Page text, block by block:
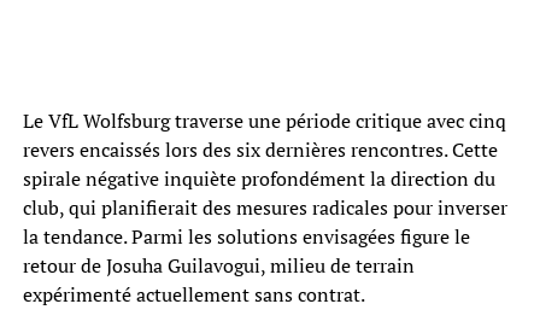
Le VfL Wolfsburg traverse une période critique avec cinq
revers encaissés lors des six dernières rencontres. Cette
spirale négative inquiète profondément la direction du
club, qui planifierait des mesures radicales pour inverser
la tendance. Parmi les solutions envisagées figure le
retour de Josuha Guilavogui, milieu de terrain
expérimenté actuellement sans contrat.